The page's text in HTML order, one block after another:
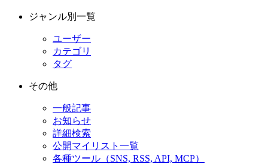
ジャンル別一覧
ユーザー
カテゴリ
タグ
その他
一般記事
お知らせ
詳細検索
公開マイリスト一覧
各種ツール（SNS, RSS, API, MCP）